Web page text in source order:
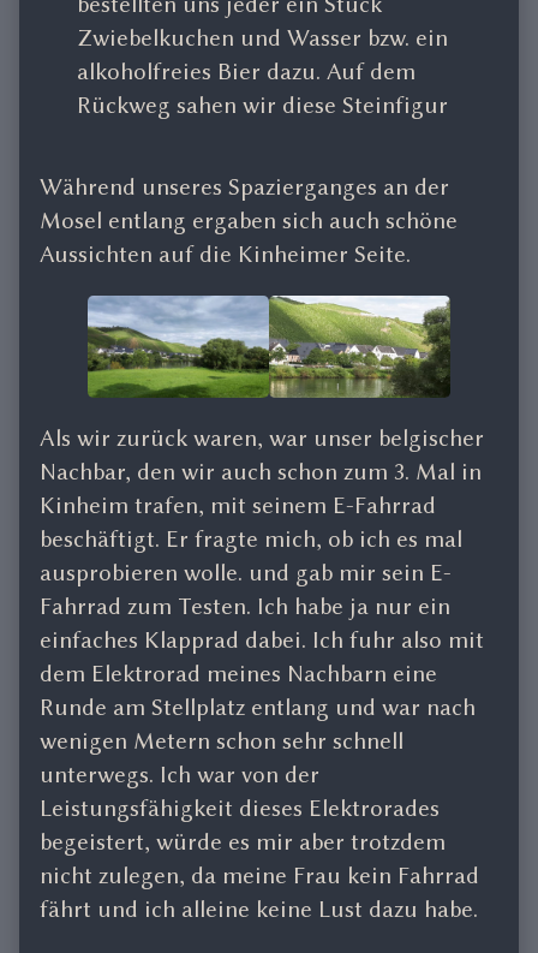
Zwiebelkuchen und Wasser bzw. ein
alkoholfreies Bier dazu. Auf dem
Rückweg sahen wir diese Steinfigur
Während unseres Spazierganges an der
Mosel entlang ergaben sich auch schöne
Aussichten auf die Kinheimer Seite.
Als wir zurück waren, war unser belgischer
Nachbar, den wir auch schon zum 3. Mal in
Kinheim trafen, mit seinem E-Fahrrad
beschäftigt. Er fragte mich, ob ich es mal
ausprobieren wolle. und gab mir sein E-
Fahrrad zum Testen. Ich habe ja nur ein
einfaches Klapprad dabei. Ich fuhr also mit
dem Elektrorad meines Nachbarn eine
Runde am Stellplatz entlang und war nach
wenigen Metern schon sehr schnell
unterwegs. Ich war von der
Leistungsfähigkeit dieses Elektrorades
begeistert, würde es mir aber trotzdem
nicht zulegen, da meine Frau kein Fahrrad
fährt und ich alleine keine Lust dazu habe.